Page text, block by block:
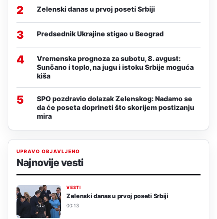
2 Zelenski danas u prvoj poseti Srbiji
3 Predsednik Ukrajine stigao u Beograd
4
Vremenska prognoza za subotu, 8. avgust:
Sunčano i toplo, na jugu i istoku Srbije moguća
kiša
5
SPO pozdravio dolazak Zelenskog: Nadamo se
da će poseta doprineti što skorijem postizanju
mira
UPRAVO OBJAVLJENO
Najnovije vesti
VESTI
Zelenski danas u prvoj poseti Srbiji
00:13